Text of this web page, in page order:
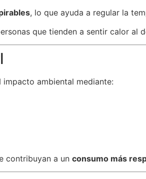
, lo que ayuda a regular la
que tienden a sentir calor al
ambiental mediante:
contribuyan a un consumo más